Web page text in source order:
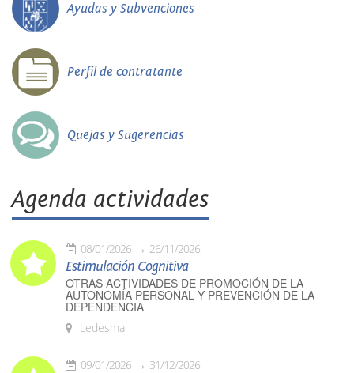
Ayudas y Subvenciones
Perfil de contratante
Quejas y Sugerencias
Agenda actividades
08/01/2026 26/11/2026
Estimulación Cognitiva
OTRAS ACTIVIDADES DE PROMOCIÓN DE LA
AUTONOMÍA PERSONAL Y PREVENCIÓN DE LA
DEPENDENCIA
Ledesma
09/01/2026 31/12/2026